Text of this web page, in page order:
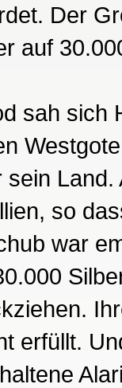
Der
auf
sah
sein
so
war
erfüllt.